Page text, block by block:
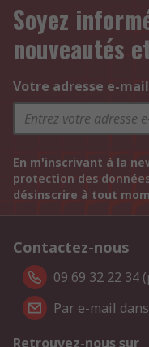
Soyez
nouveautés
Votre adresse e-mail
En m'inscrivant à la
protection des
désinscrire à tout
Contactez-nous
09 69 32 22 34
Par e-mail
Retrouvez-nous sur